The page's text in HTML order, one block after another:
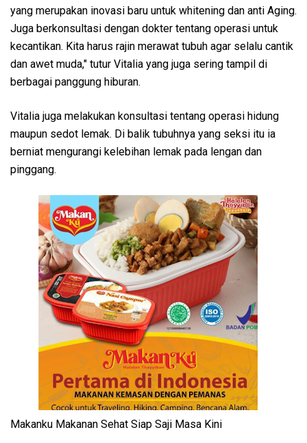
yang merupakan inovasi baru untuk whitening dan anti Aging.
Juga berkonsultasi dengan dokter tentang operasi untuk
kecantikan. Kita harus rajin merawat tubuh agar selalu cantik
dan awet muda," tutur Vitalia yang juga sering tampil di
berbagai panggung hiburan.
Vitalia juga melakukan konsultasi tentang operasi hidung
maupun sedot lemak. Di balik tubuhnya yang seksi itu ia
berniat mengurangi kelebihan lemak pada lengan dan
pinggang.
Makanku Makanan Sehat Siap Saji Masa Kini